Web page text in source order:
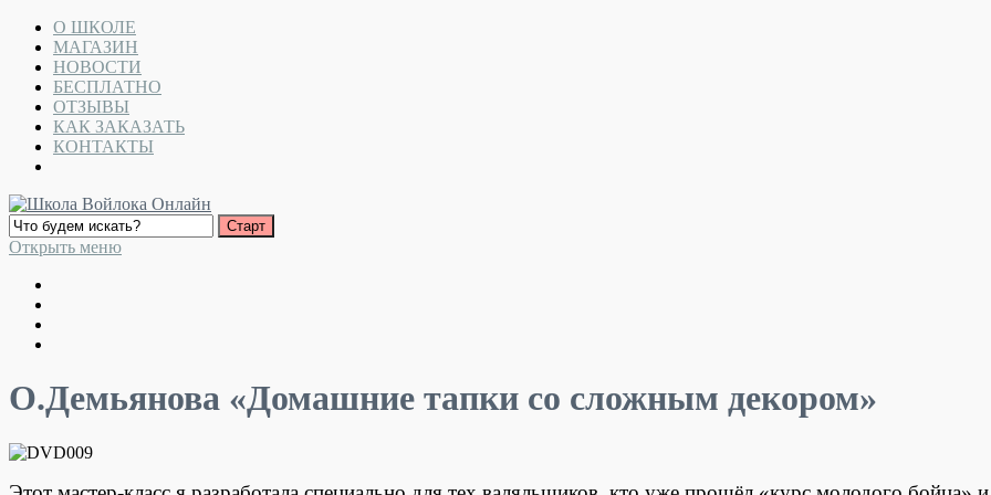
О ШКОЛЕ
МАГАЗИН
НОВОСТИ
БЕСПЛАТНО
ОТЗЫВЫ
КАК ЗАКАЗАТЬ
КОНТАКТЫ
Открыть меню
О.Демьянова «Домашние тапки со сложным декором»